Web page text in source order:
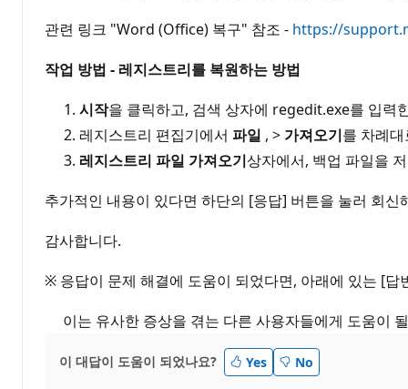
관련 링크 "Word (Office) 복구" 참조 - https://
작업 방법 - 레지스트리를 복원하는 방법
시작을 클릭하고, 검색 상자에 regedit.exe를 입력
레지스트리 편집기에서 파일 , > 가져오기를 차례
레지스트리 파일 가져오기상자에서, 백업 파일을
추가적인 내용이 있다면 하단의 [응답] 버튼을 눌러 회신
감사합니다.
※ 응답이 문제 해결에 도움이 되었다면, 아래에 있는 [
이는 유사한 증상을 겪는 다른 사용자들에게 도움이
이 대답이 도움이 되었나요? Yes No